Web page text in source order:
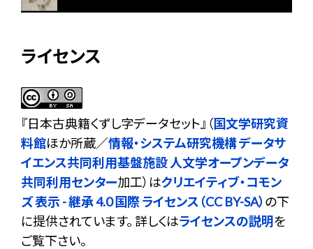
ライセンス
『日本古典籍くずし字データセット 』（国文学研究資
料館ほか所蔵／情報・システム研究機構 データサ
イエンス共同利用基盤施設 人文学オープンデータ
共同利用センター加工）はクリエイティブ・コモン
ズ 表示 - 継承 4.0 国際 ライセンス（CC BY-SA） の下
に提供されています。 詳しくはライセンスの説明を
ご覧下さい。